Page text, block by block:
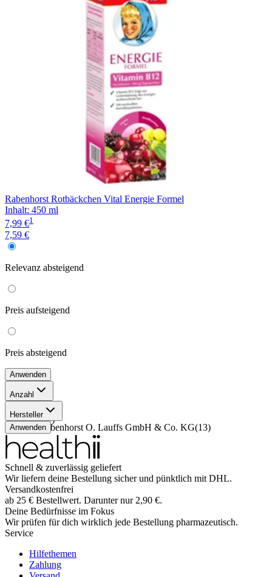
Rabenhorst Rotbäckchen Vital Energie Formel
Inhalt: 450 ml
7,99 €1
7,59 €
Relevanz absteigend
Preis aufsteigend
Preis absteigend
Anwenden
Anzahl
(6 )
450 ml(7)
Hersteller
Haus Rabenhorst O. Lauffs GmbH & Co. KG(13)
Anwenden
Schnell & zuverlässig geliefert
Wir liefern deine Bestellung sicher und pünktlich mit DHL.
Versandkostenfrei
ab 25 € Bestellwert. Darunter nur 2,90 €.
Deine Bedürfnisse im Fokus
Wir prüfen für dich wirklich jede Bestellung pharmazeutisch.
Service
Hilfethemen
Zahlung